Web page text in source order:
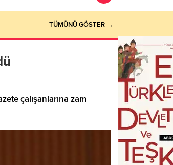
TÜMÜNÜ GÖSTER →
çalışanlarına zam